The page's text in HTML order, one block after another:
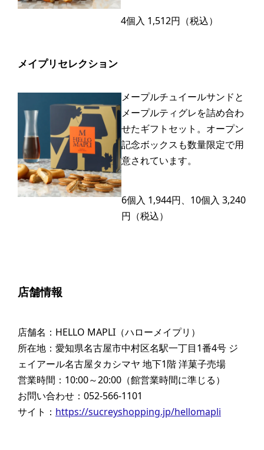
4個入 1,512円（税込）
メイプリセレクション
メープルチュイールサンドと
メープルティグレを詰め合わ
せたギフトセット。オープン
記念ボックスも数量限定で用
意されています。
6個入 1,944円、10個入 3,240
円（税込）
店舗情報
店舗名：HELLO MAPLI（ハローメイプリ）
所在地：愛知県名古屋市中村区名駅一丁目1番4号 ジ
ェイアール名古屋タカシマヤ 地下1階 洋菓子売場
営業時間：10:00～20:00（館営業時間に準じる）
お問い合わせ：052-566-1101
サイト： https://sucreyshopping.jp/hellomapli